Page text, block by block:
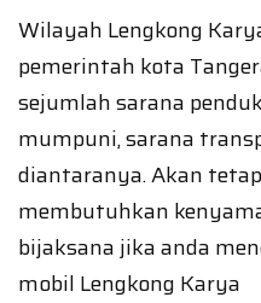
Wilayah Lengkong
pemerintah kota
sejumlah sarana
mumpuni, sarana
diantaranya. Akan
membutuhkan
bijaksana jika anda
mobil Lengkong Karya